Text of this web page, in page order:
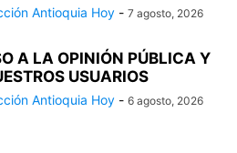
Antioquia Hoy - 7 agosto, 2026
A LA OPINIÓN PÚBLICA Y
USUARIOS
Antioquia Hoy - 6 agosto, 2026